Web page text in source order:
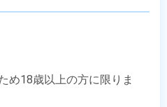
め18歳以上の方に限りま